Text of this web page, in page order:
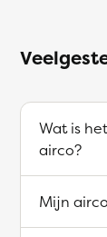
Wat is
airco?
Mijn